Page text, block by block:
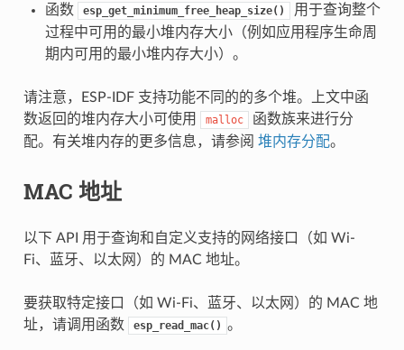
函数
esp_get_minimum_free_heap_size()
用于查询整个
过程中可用的最小堆内存大小（例如应用程序生命周
期内可用的最小堆内存大小）。
请注意，ESP-IDF 支持功能不同的的多个堆。上文中函
数返回的堆内存大小可使用
malloc
函数族来进行分
配。有关堆内存的更多信息，请参阅 堆内存分配。
MAC 地址
以下 API 用于查询和自定义支持的网络接口（如 Wi-
Fi、蓝牙、以太网）的 MAC 地址。
要获取特定接口（如 Wi-Fi、蓝牙、以太网）的 MAC 地
址，请调用函数
esp_read_mac() 。